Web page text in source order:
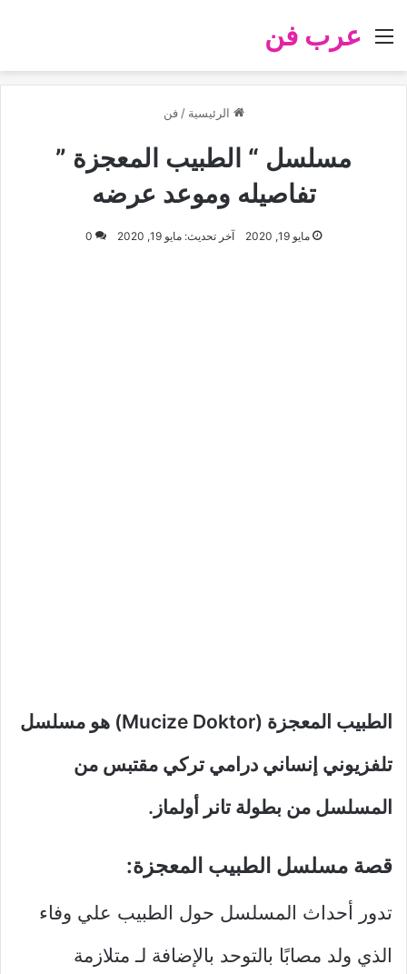
عرب فن
القائمة
الرئيسية / فن
مسلسل “ الطبيب المعجزة ”
تفاصيله وموعد عرضه
مايو 19, 2020 آخر تحديث: مايو 19, 2020 0
الطبيب المعجزة (Mucize Doktor)‏ هو مسلسل
تلفزيوني إنساني درامي تركي مقتبس من
المسلسل من بطولة تانر أولماز.
قصة مسلسل الطبيب المعجزة:
تدور أحداث المسلسل حول الطبيب علي وفاء
الذي ولد مصابًا بالتوحد بالإضافة لـ متلازمة